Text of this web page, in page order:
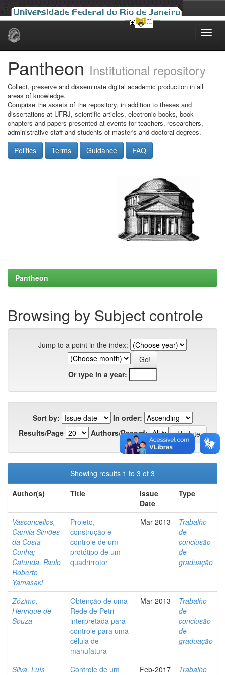
Skip
Pantheon Institutional repository
Collect, preserve and disseminate digital academic production in all
areas of knowledge.
Comprise the assets of the repository, in addition to theses and
dissertations at UFRJ, scientific articles, electronic books, book
chapters and papers presented at events for teachers, researchers,
administrative staff and students of master's and doctoral degrees.
Politics Terms Guidance FAQ
Pantheon
Browsing by Subject controle
Jump to a point in the index:
Or type in a year:
Sort by:
In order:
Results/Page
Authors/Record:
Showing results 1 to 3 of 3
Author(s)
Title
Issue
Date
Type
Vasconcellos,
Camila Simões
da Costa
Cunha;
Catunda, Paulo
Roberto
Yamasaki
Projeto,
construção e
controle de um
protótipo de um
quadrirrotor
Mar-2013
Trabalho
de
conclusão
de
graduação
Zózimo,
Henrique de
Souza
Obtenção de uma
Rede de Petri
interpretada para
controle para uma
célula de
manufatura
Mar-2013
Trabalho
de
conclusão
de
graduação
Silva, Luís
Controle de um
Feb-2017
Trabalho